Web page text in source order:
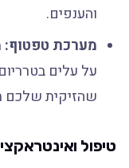
והענפים.
מערכת טפטוף:
על עלים
שהזיקית שלכם
טיפול